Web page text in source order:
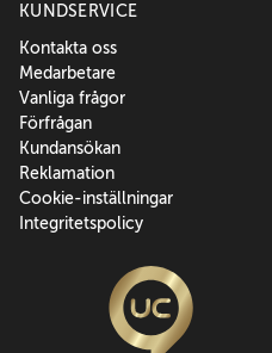
KUNDSERVICE
Kontakta oss
Medarbetare
Vanliga frågor
Förfrågan
Kundansökan
Reklamation
Cookie-inställningar
Integritetspolicy